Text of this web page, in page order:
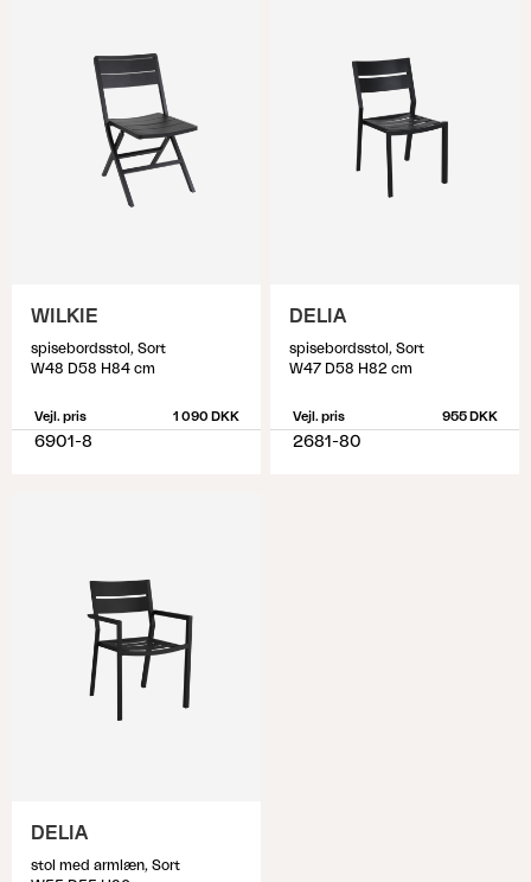
WILKIE
spisebordsstol, Sort
W48 D58 H84 cm
Vejl. pris 1 090 DKK
6901-8
DELIA
spisebordsstol, Sort
W47 D58 H82 cm
Vejl. pris 955 DKK
2681-80
DELIA
stol med armlæn, Sort